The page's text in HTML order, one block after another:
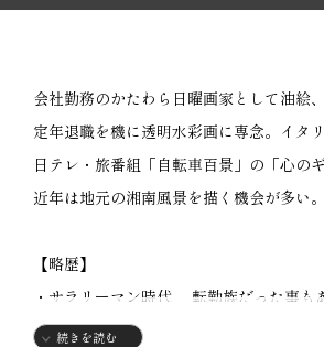
会社勤務のかたわら日曜画家として油絵
定年退職を機に透明水彩画に専念。イタ
日テレ・旅番組「自転車百景」の「心の
近年は地元の湘南風景を描く機会が多い。
【略歴】
・サラリーマン時代 転勤族だった事も
・定年退職後 イタリア、スイスなどに
続きを読む